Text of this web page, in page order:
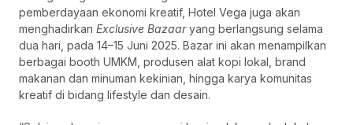
pemberdayaan ekonomi kreatif, Hotel Vega juga akan
menghadirkan Exclusive Bazaaryang berlangsung selama
dua hari, pada 14–15 Juni 2025. Bazar ini akan menampilkan
berbagai booth UMKM, produsen alat kopi lokal, brand
makanan dan minuman kekinian, hingga karya komunitas
kreatif di bidang lifestyle dan desain.